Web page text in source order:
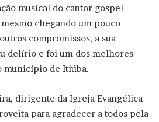
musical do cantor gospel
chegando um pouco
compromissos, a sua
delírio e foi um dos melhores
município de Itiúba.
dirigente da Igreja Evangélica
para agradecer a todos pela